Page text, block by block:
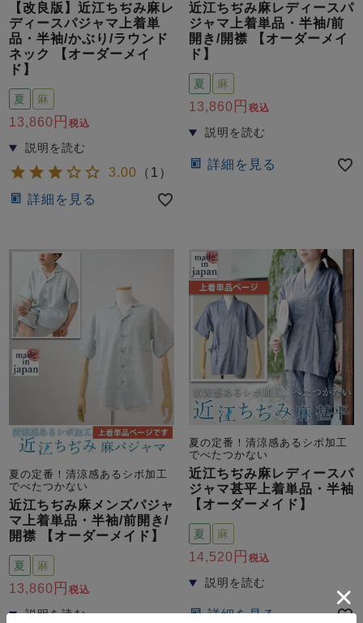
【改良版】近江ちぢみ麻レ
ディースパジャマ上着単
品・半袖/かぶり/ラウンド
ネック 【オーダーメイ
ド】
夏 麻
13,860 税込
3.00 （ 1 ）
詳細を見る
近江ちぢみ麻レディースパ
ジャマ上着単品・半袖/前
開き/開襟 【オーダーメイ
ド】
夏 麻
13,860 税込
詳細を見る
夏の定番！清涼感あるシボ加工
でべたつかない
近江ちぢみ麻メンズパジャ
マ上着単品・半袖/前開き/
開襟 【オーダーメイド】
夏 麻
13,860 税込
夏の定番！清涼感あるシボ加工
でべたつかない
近江ちぢみ麻レディースパ
ジャマ甚平上着単品・半袖
【オーダーメイド】
夏 麻
14,520 税込
詳細を見る